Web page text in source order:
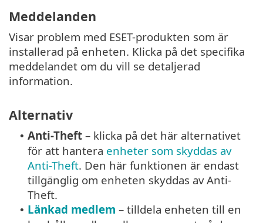
Meddelanden
Visar problem med ESET-produkten som är
installerad på enheten. Klicka på det specifika
meddelandet om du vill se detaljerad
information.
Alternativ
• Anti-Theft – klicka på det här alternativet
för att hantera enheter som skyddas av
Anti-Theft. Den här funktionen är endast
tillgänglig om enheten skyddas av Anti-
Theft.
• Länkad medlem – tilldela enheten till en